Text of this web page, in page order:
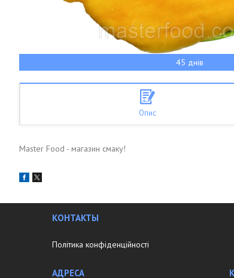
45 днів
Опис
Master Food - магазин смаку!
КОНТАКТЫ
Політика конфіденційності